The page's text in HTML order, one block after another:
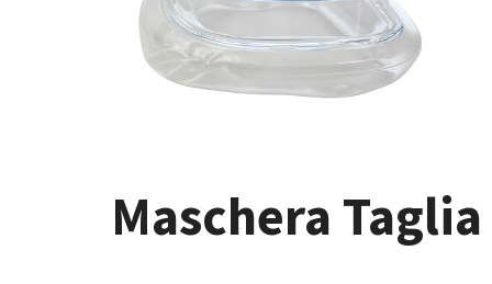
Maschera